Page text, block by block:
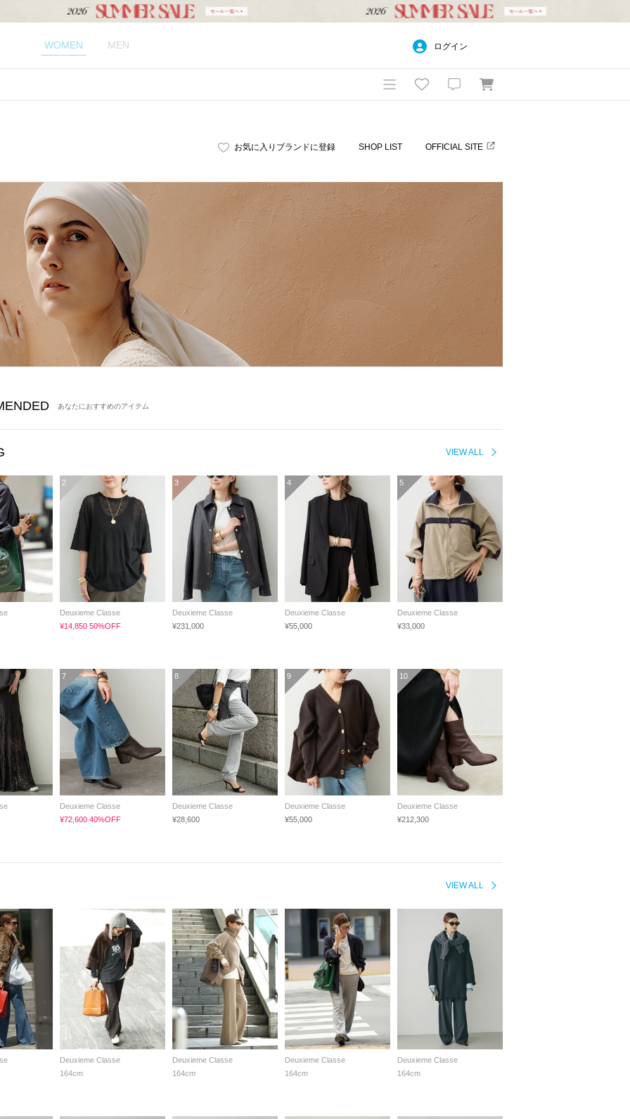
WOMEN MEN ログイン
お気に入りブランドに登録 SHOP LIST OFFICIAL SITE
あなたにおすすめのアイテム
VIEW ALL
2
Deuxieme Classe
¥14,850 50%OFF
3
Deuxieme Classe
¥231,000
4
Deuxieme Classe
¥55,000
5
Deuxieme Classe
¥33,000
7
Deuxieme Classe
¥72,600 40%OFF
8
Deuxieme Classe
¥28,600
9
Deuxieme Classe
¥55,000
10
Deuxieme Classe
¥212,300
VIEW ALL
Deuxieme Classe
164cm
Deuxieme Classe
164cm
Deuxieme Classe
164cm
Deuxieme Classe
164cm